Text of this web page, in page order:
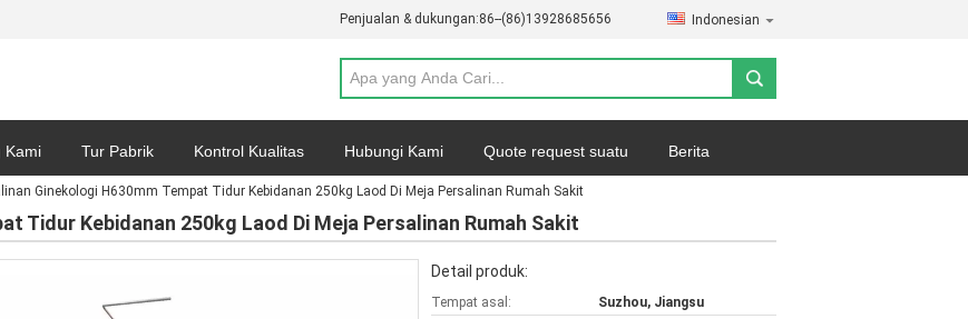
Penjualan & dukungan:86--(86)13928685656 Indonesian
Kami Tur Pabrik Kontrol Kualitas Hubungi Kami Quote request suatu Berita
Privasi Kasus-kasus
Ginekologi H630mm Tempat Tidur Kebidanan 250kg Laod Di Meja Persalinan Rumah Sakit
Tidur Kebidanan 250kg Laod Di Meja Persalinan Rumah Sakit
Detail produk:
Tempat asal:
Suzhou, Jiangsu